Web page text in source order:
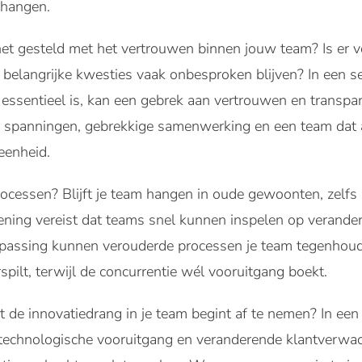
gesteld met het vertrouwen binnen jouw team? Is er
kwesties vaak onbesproken blijven? In een
is, kan een gebrek aan vertrouwen en
gebrekkige samenwerking en een team
Blijft je team hangen in oude gewoonten,
vereist dat teams snel kunnen inspelen op
kunnen verouderde processen je team
terwijl de concurrentie wél vooruitgang boekt.
de innovatiedrang in je team begint af te nemen? In
vooruitgang en veranderende